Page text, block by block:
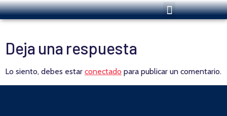
Deja una respuesta
Lo siento, debes estar conectado para publicar un comentario.